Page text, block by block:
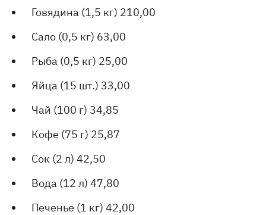
Говядина (1,5 кг) 210,00
Сало (0,5 кг) 63,00
Рыба (0,5 кг) 25,00
Яйца (15 шт.) 33,00
Чай (100 г) 34,85
Кофе (75 г) 25,87
Сок (2 л) 42,50
Вода (12 л) 47,80
Печенье (1 кг) 42,00